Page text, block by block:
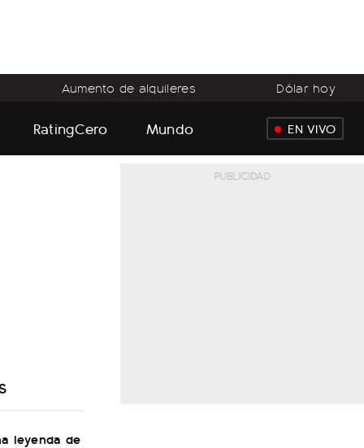
Aumento de alquileres Dólar hoy
RatingCero Mundo EN VIVO
leyenda de